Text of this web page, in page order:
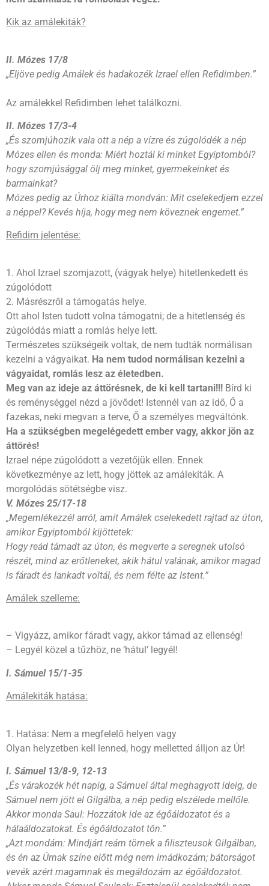
Kik az amálekiták?
II. Mózes 17/8
„Eljöve pedig Amálek és hadakozék Izrael ellen Refidimben.”
Az amálekkel Refidimben lehet találkozni.
II. Mózes 17/3-4
„És szomjúhozik vala ott a nép a vízre és zúgolódék a nép
Mózes ellen és monda: Miért hoztál ki minket Egyiptomból?
hogy szomjúsággal ölj meg minket, gyermekeinket és
barmainkat?
Mózes pedig az Úrhoz kiálta mondván: Mit cselekedjem ezzel
a néppel? Kevés híja, hogy meg nem köveznek engemet.”
Refidim jelentése:
1. Ahol Izrael szomjazott, (vágyak helye) hitetlenkedett és
zúgolódott
2. Másrészről a támogatás helye.
Ott ahol Isten tudott volna támogatni; de a hitetlenség és
zúgolódás miatt a romlás helye lett.
Természetes szükségeik voltak, de nem tudták normálisan
kezelni a vágyaikat. Ha nem tudod normálisan kezelni a
vágyaidat, romlás lesz az életedben.
Meg van az ideje az áttörésnek, de ki kell tartani!!! Bírd ki
és reménységgel nézd a jövődet! Istennél van az idő, Ő a
fazekas, neki megvan a terve, Ő a személyes megváltónk.
Ha a szükségben megelégedett ember vagy, akkor jön az
áttörés!
Izrael népe zúgolódott a vezetőjük ellen. Ennek
következménye az lett, hogy jöttek az amálekiták. A
morgolódás sötétségbe visz.
V. Mózes 25/17-18
„Megemlékezzél arról, amit Amálek cselekedett rajtad az úton,
amikor Egyiptomból kijöttetek:
Hogy reád támadt az úton, és megverte a seregnek utolsó
részét, mind az erőtleneket, akik hátul valának, amikor magad
is fáradt és lankadt voltál, és nem félte az Istent.”
Amálek szelleme:
– Vigyázz, amikor fáradt vagy, akkor támad az ellenség!
– Legyél közel a tűzhöz, ne ‘hátul’ legyél!
I. Sámuel 15/1-35
Amálekiták hatása:
1. Hatása: Nem a megfelelő helyen vagy
Olyan helyzetben kell lenned, hogy melletted álljon az Úr!
I. Sámuel 13/8-9, 12-13
„És várakozék hét napig, a Sámuel által meghagyott ideig, de
Sámuel nem jött el Gilgálba, a nép pedig elszélede mellőle.
Akkor monda Saul: Hozzátok ide az égőáldozatot és a
hálaáldozatokat. És égőáldozatot tőn.”
„Azt mondám: Mindjárt reám törnek a filiszteusok Gilgálban,
és én az Úrnak színe előtt még nem imádkozám; bátorságot
vevék azért magamnak és megáldozám az égőáldozatot.